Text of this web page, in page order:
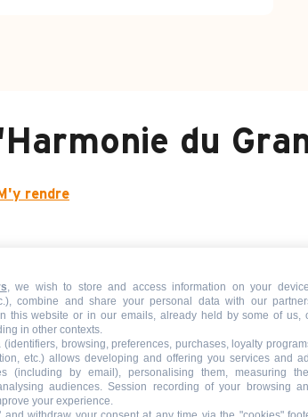
du
M'y rendre
, we wish to store and access information on your
combine and share your personal data with our
this website or in our emails, already held by some of us,
in other contexts.
(identifiers, browsing, preferences, purchases, loyalty
etc.) allows developing and offering you services and
(including by email), personalising them, measuring
audiences. Session recording of your browsing
your experience.